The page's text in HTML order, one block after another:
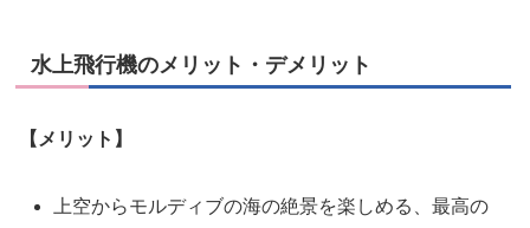
水上飛行機のメリット・デメリット
【メリット】
上空からモルディブの海の絶景を楽しめる、最高の